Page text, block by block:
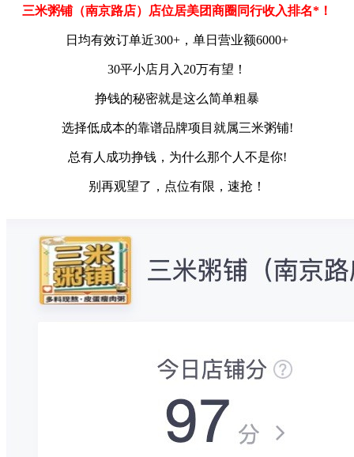
三米粥铺（南京路店）店位居美团商圈同行收入排名*！
日均有效订单近300+，单日营业额6000+
30平小店月入20万有望！
挣钱的秘密就是这么简单粗暴
选择低成本的靠谱品牌项目就属三米粥铺!
总有人成功挣钱，为什么那个人不是你!
别再观望了，点位有限，速抢！